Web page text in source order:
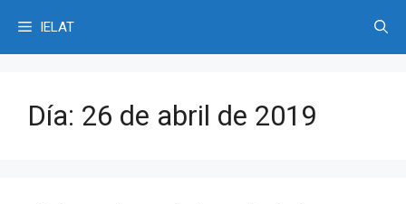
contenido
IELAT
Día: 26 de abril de 2019